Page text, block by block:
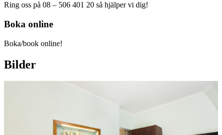
Ring oss på 08 – 506 401 20 så hjälper vi dig!
Boka online
Boka/book online!
Bilder